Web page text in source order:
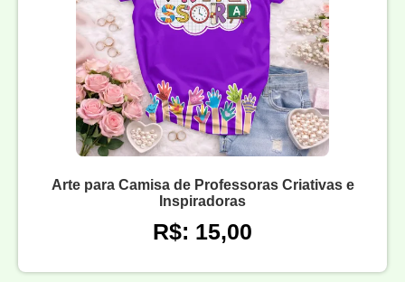
Arte para Camisa de Professoras Criativas e
Inspiradoras
R$: 15,00